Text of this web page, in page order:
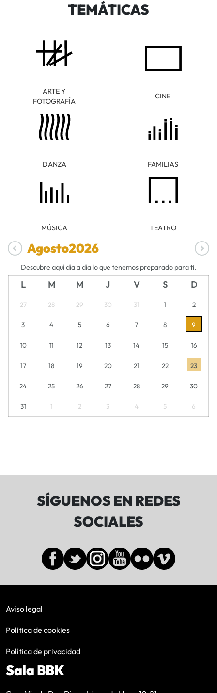
TEMÁTICAS
ARTE Y
FOTOGRAFÍA
CINE
DANZA FAMILIAS
MÚSICA TEATRO
Agosto2026
Descubre aquí día a día lo que tenemos preparado para ti.
L M M J V S D
27 28 29 30 31 1 2
3 4 5 6 7 8 9
10 11 12 13 14 15 16
17 18 19 20 21 22 23
24 25 26 27 28 29 30
31 1 2 3 4 5 6
SÍGUENOS EN REDES
SOCIALES
Aviso legal
Política de cookies
Política de privacidad
Sala BBK